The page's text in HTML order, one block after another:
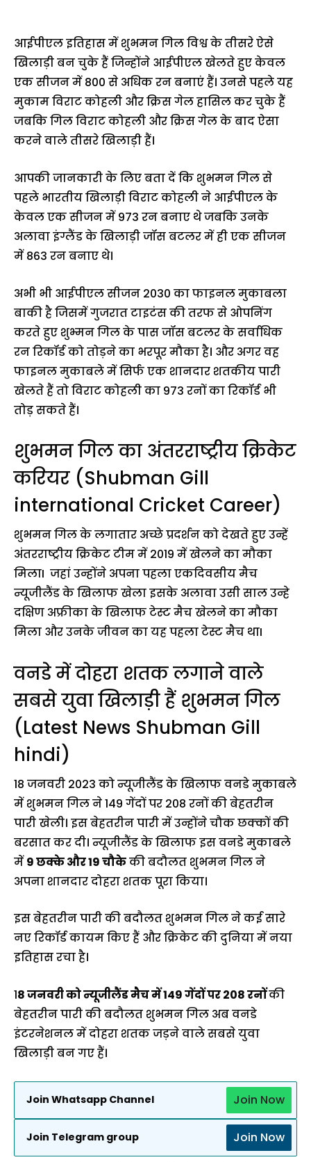
आईपीएल इतिहास में शुभमन गिल विश्व के तीसरे ऐसे
खिलाड़ी बन चुके हैं जिन्होंने आईपीएल खेलते हुए केवल
एक सीजन में 800 से अधिक रन बनाएं हैं। उनसे पहले यह
मुकाम विराट कोहली और क्रिस गेल हासिल कर चुके हैं
जबकि गिल विराट कोहली और क्रिस गेल के बाद ऐसा
करने वाले तीसरे खिलाड़ी हैं।
आपकी जानकारी के लिए बता दें कि शुभमन गिल से
पहले भारतीय खिलाड़ी विराट कोहली ने आईपीएल के
केवल एक सीजन में 973 रन बनाए थे जबकि उनके
अलावा इंग्लैंड के खिलाड़ी जॉस बटलर में ही एक सीजन
में 863 रन बनाए थे।
अभी भी आईपीएल सीजन 2030 का फाइनल मुकाबला
बाकी है जिसमें गुजरात टाइटंस की तरफ से ओपनिंग
करते हुए शुभ्मन गिल के पास जॉस बटलर के सर्वाधिक
रन रिकॉर्ड को तोड़ने का भरपूर मौका है। और अगर वह
फाइनल मुकाबले में सिर्फ एक शानदार शतकीय पारी
खेलते हैं तो विराट कोहली का 973 रनों का रिकॉर्ड भी
तोड़ सकते हैं।
शुभमन गिल का अंतरराष्ट्रीय क्रिकेट
करियर (Shubman Gill
international Cricket Career)
शुभमन गिल के लगातार अच्छे प्रदर्शन को देखते हुए उन्हें
अंतरराष्ट्रीय क्रिकेट टीम में 2019 में खेलने का मौका
मिलाI जहां उन्होंने अपना पहला एकदिवसीय मैच
न्यूजीलैंड के खिलाफ खेला इसके अलावा उसी साल उन्हे
दक्षिण अफ्रीका के खिलाफ टेस्ट मैच खेलने का मौका
मिला और उनके जीवन का यह पहला टेस्ट मैच थाI
वनडे में दोहरा शतक लगाने वाले
सबसे युवा खिलाड़ी हैं शुभमन गिल
(Latest News Shubman Gill
hindi)
18 जनवरी 2023 को न्यूजीलैंड के खिलाफ वनडे मुकाबले
में शुभमन गिल ने 149 गेंदों पर 208 रनों की बेहतरीन
पारी खेली। इस बेहतरीन पारी में उन्होंने चौक छक्कों की
बरसात कर दी। न्यूजीलैंड के खिलाफ इस वनडे मुकाबले
में9 छक्के और 19 चौकेकी बदौलत शुभमन गिल ने
अपना शानदार दोहरा शतक पूरा किया।
इस बेहतरीन पारी की बदौलत शुभमन गिल ने कई सारे
नए रिकॉर्ड कायम किए हैं और क्रिकेट की दुनिया में नया
इतिहास रचा है।
18 जनवरी को न्यूजीलैंड मैच में 149 गेंदों पर 208 रनोंकी
बेहतरीन पारी की बदौलत शुभमन गिल अब वनडे
इंटरनेशनल में दोहरा शतक जड़ने वाले सबसे युवा
खिलाड़ी बन गए हैं।
Join Whatsapp Channel Join Now
Join Telegram group Join Now